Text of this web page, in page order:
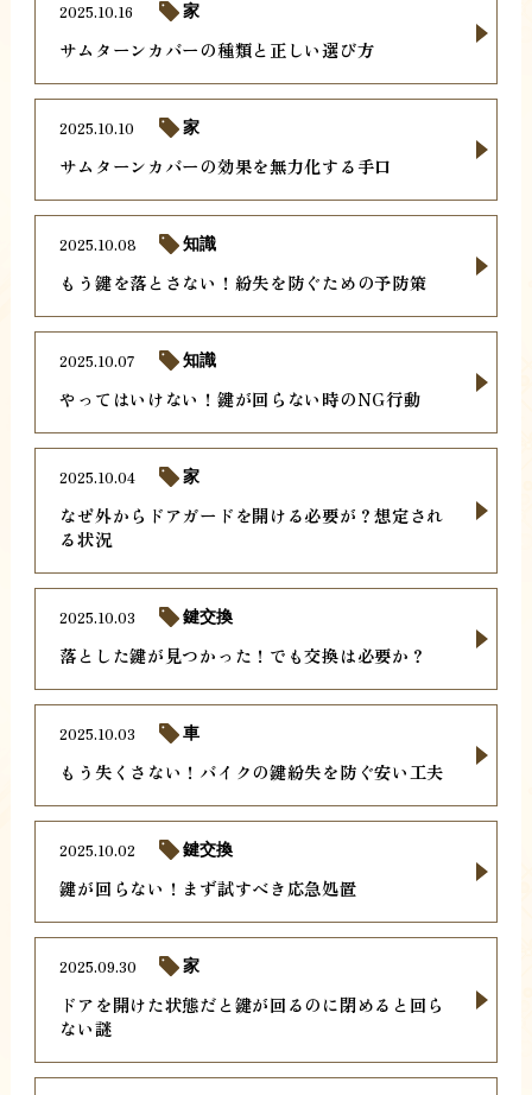
サムターンカバーの種類と正しい選び方
2025.10.16 家
サムターンカバーの効果を無力化する手口
2025.10.10 家
もう鍵を落とさない！紛失を防ぐための予防策
2025.10.08 知識
やってはいけない！鍵が回らない時のNG行動
2025.10.07 知識
なぜ外からドアガードを開ける必要が？想定され
る状況
2025.10.04 家
落とした鍵が見つかった！でも交換は必要か？
2025.10.03 鍵交換
もう失くさない！バイクの鍵紛失を防ぐ安い工夫
2025.10.03 車
鍵が回らない！まず試すべき応急処置
2025.10.02 鍵交換
ドアを開けた状態だと鍵が回るのに閉めると回ら
ない謎
2025.09.30 家